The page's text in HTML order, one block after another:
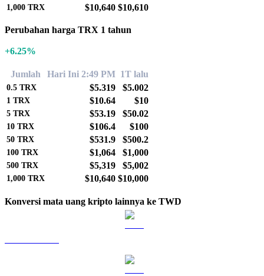
1,000 TRX $10,640 $10,610
Perubahan harga TRX 1 tahun
+6.25%
Jumlah Hari Ini 2:49 PM 1T lalu
0.5 TRX $5.319 $5.002
1 TRX $10.64 $10
5 TRX $53.19 $50.02
10 TRX $106.4 $100
50 TRX $531.9 $500.2
100 TRX $1,064 $1,000
500 TRX $5,319 $5,002
1,000 TRX $10,640 $10,000
Konversi mata uang kripto lainnya ke TWD